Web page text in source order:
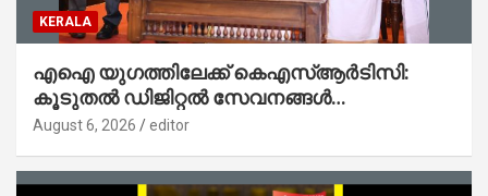
KERALA
എഐ യുഗത്തിലേക്ക് കെഎസ്ആർടിസി:
കൂടുതൽ ഡിജിറ്റൽ സേവനങ്ങൾ
ജനങ്ങളിലേക്കെത്തിക്കും – മന്ത്രി സി പി
August 6, 2026 editor